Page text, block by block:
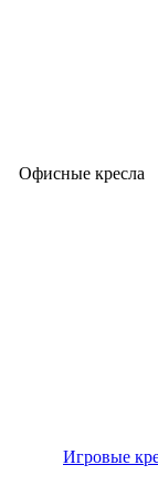
Офисные кресла
Игровые